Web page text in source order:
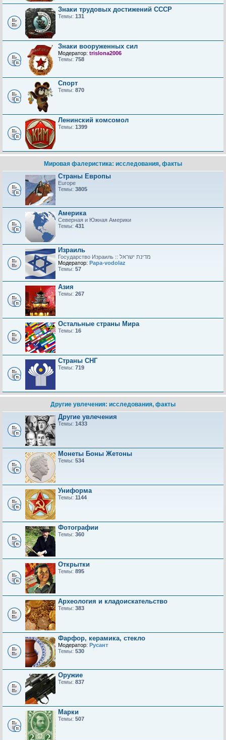
Знаки трудовых достижений CCCP
Темы: 131
Знаки вооруженных сил
Модератор: trislona2006
Темы: 758
Спорт
Темы: 870
Ленинский комсомол
Темы: 1399
Мировая фалеристика: исследования, факты
Страны Европы
Europe
Темы: 3805
Америка
Северная и Южная Америки
Темы: 431
Израиль
Модератор: Papa-vodolaz
Темы: 57
Азия
Темы: 267
Остальные страны Мира
Темы: 16
Страны СНГ
Темы: 719
Другие увлечения: исследования, факты
Другие увлечения
Темы: 1433
Монеты Боны Жетоны
Темы: 534
Униформа
Темы: 1144
Фотографии
Темы: 360
Открытки
Темы: 895
Археология и кладоискательство
Темы: 383
Фарфор, керамика, стекло
Модератор: Русант
Темы: 530
Оружие
Темы: 837
Марки
Темы: 507